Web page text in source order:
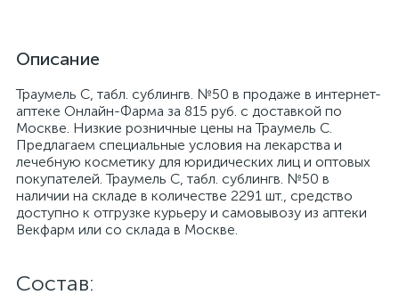
Описание
Траумель C, табл. сублингв. №50 в продаже в интернет-
аптеке Онлайн-Фарма за 815 руб. с доставкой по
Москве. Низкие розничные цены на Траумель C.
Предлагаем специальные условия на лекарства и
лечебную косметику для юридических лиц и оптовых
покупателей. Траумель C, табл. сублингв. №50 в
наличии на складе в количестве 2291 шт., средство
доступно к отгрузке курьеру и самовывозу из аптеки
Векфарм или со склада в Москве.
Cостав: